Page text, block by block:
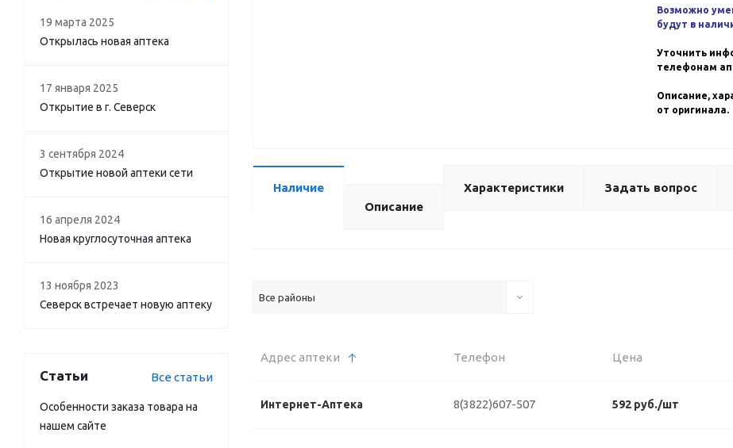
Возможно
будут в
Уточнить
телефонам
Описание,
от оригинала.
Наличие
Описание
Характеристики Задать вопрос
Все районы
Адрес аптеки Телефон Цена
Интернет-Аптека 8(3822)607-507 592 руб./шт
19 марта 2025
Открылась новая аптека
17 января 2025
Открытие в г. Северск
3 сентября 2024
Открытие новой аптеки сети
16 апреля 2024
Новая круглосуточная аптека
13 ноября 2023
Северск встречает новую аптеку
Статьи Все статьи
Особенности заказа товара на
нашем сайте